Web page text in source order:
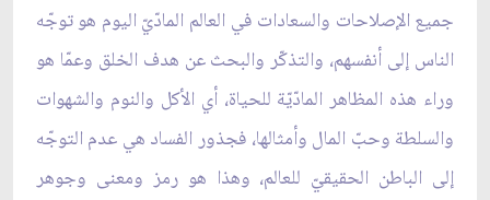
جميع الإصلاحات والسعادات في العالم المادّيّ اليوم هو توجّه
الناس إلى أنفسهم، والتذكّر والبحث عن هدف الخلق وعمّا هو
وراء هذه المظاهر المادّيّة للحياة، أي الأكل والنوم والشهوات
والسلطة وحبّ المال وأمثالها، فجذور الفساد هي عدم التوجّه
إلى الباطن الحقيقيّ للعالم، وهذا هو رمز ومعنى وجوهر